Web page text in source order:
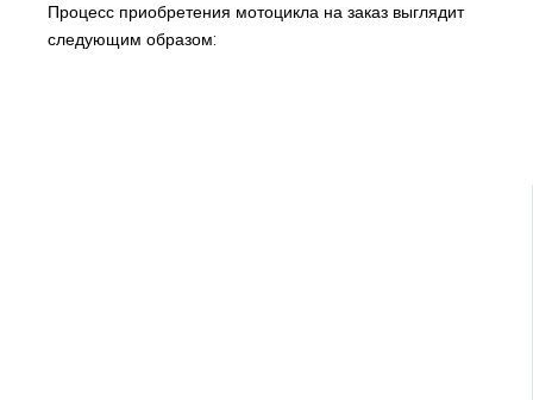
Процесс приобретения мотоцикла на заказ выглядит
следующим образом: